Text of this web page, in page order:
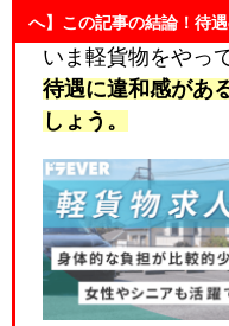
へ】この記事の結論！待
いま軽貨物をやっ
待遇に違和感があ
しょう。